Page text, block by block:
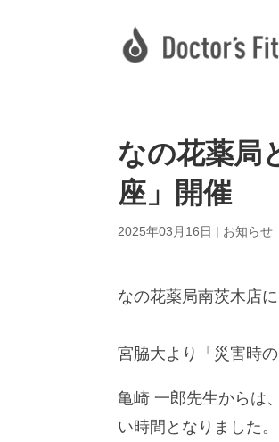
なの花薬局
座」開催
2025年03月16日 | お知らせ
なの花薬局南茨木店
宮脇大より「災害時
亀崎 一郎先生からは
い時間となりました。